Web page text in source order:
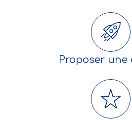
Proposer une